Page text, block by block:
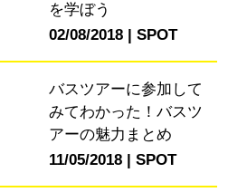
を学ぼう
02/08/2018
SPOT
バスツアーに参加して
みてわかった！バスツ
アーの魅力まとめ
11/05/2018
SPOT